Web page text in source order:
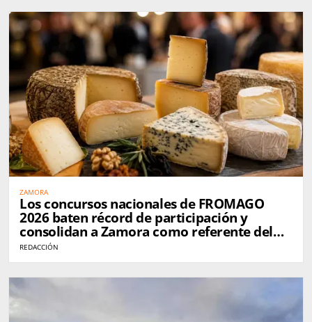
ZAMORA
Los concursos nacionales de FROMAGO
2026 baten récord de participación y
consolidan a Zamora como referente del
queso en España
REDACCIÓN